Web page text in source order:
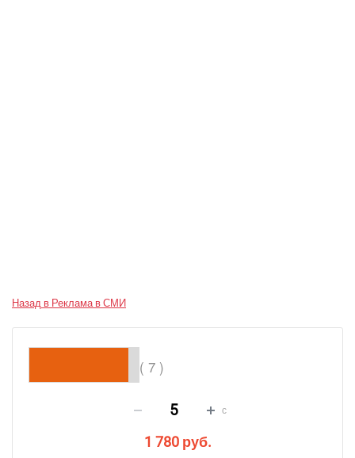
Назад в Реклама в СМИ
( 7 )
с
1 780 руб.